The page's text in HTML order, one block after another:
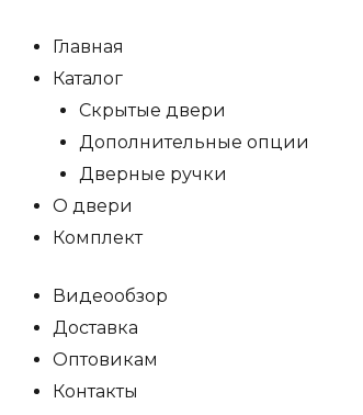
Главная
Каталог
Скрытые двери
Дополнительные опции
Дверные ручки
О двери
Комплект
Видеообзор
Доставка
Оптовикам
Контакты